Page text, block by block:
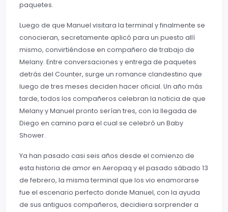
paquetes.
Luego de que Manuel visitara la terminal y finalmente se
conocieran, secretamente aplicó para un puesto allí
mismo, convirtiéndose en compañero de trabajo de
Melany. Entre conversaciones y entrega de paquetes
detrás del Counter, surge un romance clandestino que
luego de tres meses deciden hacer oficial. Un año más
tarde, todos los compañeros celebran la noticia de que
Melany y Manuel pronto serían tres, con la llegada de
Diego en camino para el cual se celebró un Baby
Shower.
Ya han pasado casi seis años desde el comienzo de
esta historia de amor en Aeropaq y el pasado sábado 13
de febrero, la misma terminal que los vio enamorarse
fue el escenario perfecto donde Manuel, con la ayuda
de sus antiguos compañeros, decidiera sorprender a